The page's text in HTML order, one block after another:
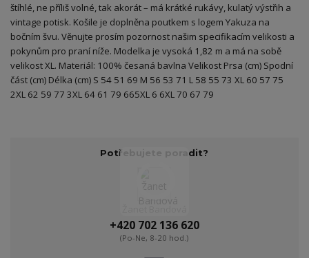
štíhlé, ne příliš volné, tak akorát – má krátké rukávy, kulatý výstřih a
vintage potisk. Košile je doplněna poutkem s logem Yakuza na
bočním švu. Věnujte prosím pozornost našim specifikacím velikosti a
pokynům pro praní níže. Modelka je vysoká 1,82 m a má na sobě
velikost XL. Materiál: 100% česaná bavlna Velikost Prsa (cm) Spodní
část (cm) Délka (cm) S 54 51 69 M 56 53 71 L 58 55 73 XL 60 57 75
2XL 62 59 77 3XL 64 61 79 665XL 6 6XL 70 67 79
Potřebujete poradit?
+420 702 136 620
(Po-Ne, 8-20 hod.)